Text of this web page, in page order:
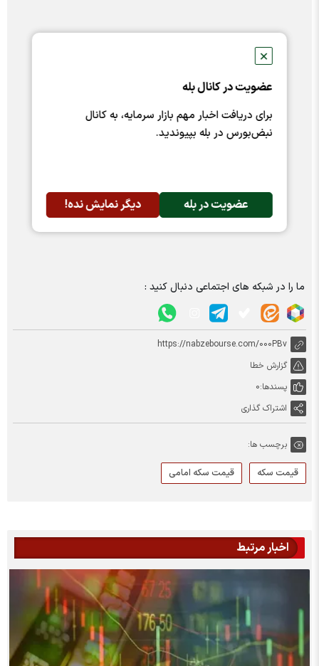
✕
عضویت در کانال بله
برای دریافت اخبار مهم بازار سرمایه، به کانال
نبض‌بورس در بله بپیوندید.
عضویت در بله دیگر نمایش نده!
ما را در شبکه های اجتماعی دنبال کنید :
https://nabzebourse.com/000PBv
گزارش خطا
پسندها:0
اشتراک گذاری
برچسب ها:
قیمت سکه قیمت سکه امامی
اخبار مرتبط